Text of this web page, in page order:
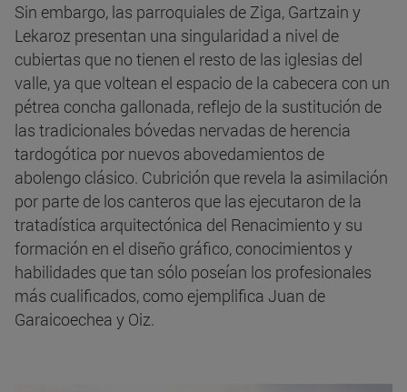
Sin embargo, las parroquiales de Ziga, Gartzain y
Lekaroz presentan una singularidad a nivel de
cubiertas que no tienen el resto de las iglesias del
valle, ya que voltean el espacio de la cabecera con un
pétrea concha gallonada, reflejo de la sustitución de
las tradicionales bóvedas nervadas de herencia
tardogótica por nuevos abovedamientos de
abolengo clásico. Cubrición que revela la asimilación
por parte de los canteros que las ejecutaron de la
tratadística arquitectónica del Renacimiento y su
formación en el diseño gráfico, conocimientos y
habilidades que tan sólo poseían los profesionales
más cualificados, como ejemplifica Juan de
Garaicoechea y Oiz.